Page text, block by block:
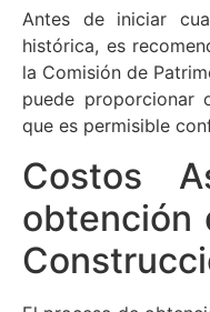
Antes de iniciar
histórica, es
la Comisión de
puede proporcionar
que es permisible
Costos
obtención